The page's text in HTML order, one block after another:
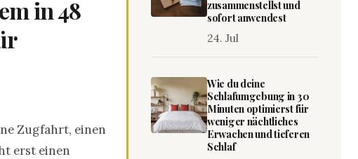
in 48
Zugfahrt, einen
erst einen
zusammenstellst und
sofort anwendest
24. Jul
Wie du deine
Schlafumgebung in 30
Minuten optimierst für
weniger nächtliches
Erwachen und tieferen
Schlaf